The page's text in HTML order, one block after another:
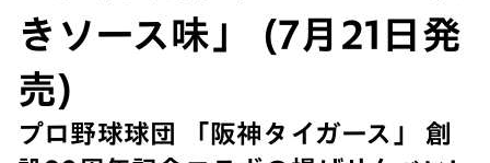
きソース味」 (7月21日発
売)
プロ野球球団 「阪神タイガース」 創